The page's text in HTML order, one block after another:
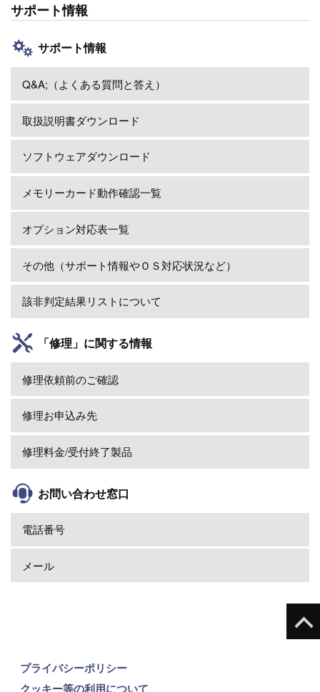
サポート情報
サポート情報
Q&A;（よくある質問と答え）
取扱説明書ダウンロード
ソフトウェアダウンロード
メモリーカード動作確認一覧
オプション対応表一覧
その他（サポート情報やＯＳ対応状況など）
該非判定結果リストについて
「修理」に関する情報
修理依頼前のご確認
修理お申込み先
修理料金/受付終了製品
お問い合わせ窓口
電話番号
メール
プライバシーポリシー
クッキー等の利用について